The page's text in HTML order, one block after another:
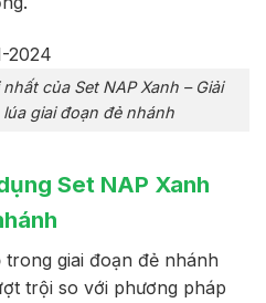
của Set NAP Xanh – Giải
giai đoạn đẻ nhánh
Set NAP Xanh
trong giai đoạn đẻ nhánh
trội so với phương pháp